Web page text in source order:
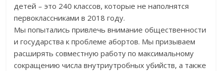
детей – это 240 классов, которые не наполнятся
первоклассниками в 2018 году.
Мы попытались привлечь внимание общественности
и государства к проблеме абортов. Мы призываем
расширять совместную работу по максимальному
сокращению числа внутриутробных убийств, а также